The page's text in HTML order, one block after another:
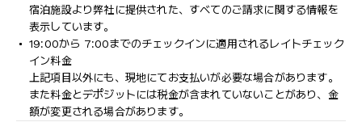
宿泊施設より弊社に提供された、すべてのご請求に関する情報を
表示しています。
19:00から 7:00までのチェックインに適用されるレイトチェック
イン料金
上記項目以外にも、現地にてお支払いが必要な場合があります。
また料金とデポジットには税金が含まれていないことがあり、金
額が変更される場合があります。